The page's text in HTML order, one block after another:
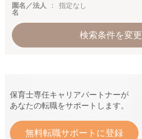
園名／法人
名
指定なし
検索条件を変更
保育士専任キャリアパートナーが
あなたの転職をサポートします。
無料転職サポートに登録